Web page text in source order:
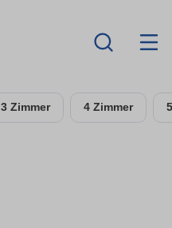
3 Zimmer 4 Zimmer